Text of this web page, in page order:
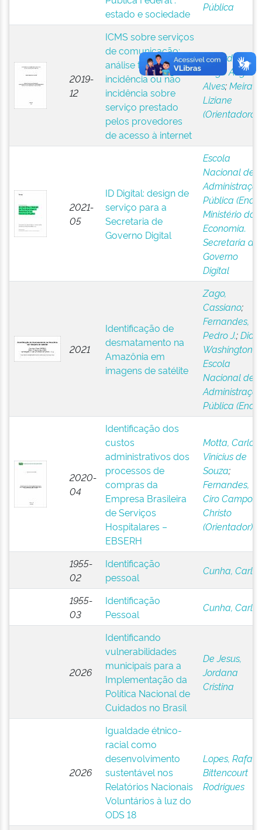
estado e sociedade
Pública
2019-
12
ICMS sobre serviços
de comunicação:
análise tributária da
incidência ou não
incidência sobre
serviço prestado
pelos provedores
de acesso à internet
Lacerda,
Tiago Augusto
Alves;Meira,
Liziane
(Orientadora)
2021-
05
ID Digital: design de
serviço para a
Secretaria de
Governo Digital
Escola
Nacional de
Pública (Enap)
Ministério da
Economia.
Secretaria de
Governo
Digital
2021
Identificação de
desmatamento na
Amazônia em
imagens de satélite
Zago,
Cassiano;
Fernandes,
Pedro J.;Dias,
Washington R.
Escola
Nacional de
Pública (Enap)
2020-
04
Identificação dos
custos
administrativos dos
processos de
compras da
Empresa Brasileira
de Serviços
Hospitalares –
EBSERH
Motta, Carlos
Vinícius de
Souza;
Fernandes,
Ciro Campos
Christo
(Orientador)
1955-
02
Identificação
pessoal
Cunha, Carlos
1955-
03
Identificação
Pessoal
Cunha, Carlos
2026
Identificando
vulnerabilidades
municipais para a
Implementação da
Política Nacional de
Cuidados no Brasil
De Jesus,
Jordana
Cristina
2026
Igualdade étnico-
racial como
desenvolvimento
sustentável nos
Relatórios Nacionais
Voluntários à luz do
ODS 18
Lopes, Rafael
Bittencourt
Rodrigues